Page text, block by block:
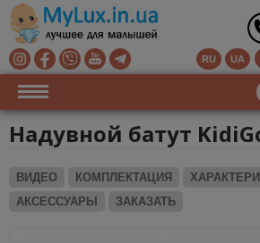
RU UA
Надувной батут
ВИДЕО КОМПЛЕКТАЦИЯ
АКСЕССУАРЫ
ЗАКАЗАТЬ